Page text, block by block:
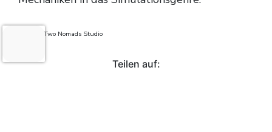
Bilder: ©Two Nomads Studio
Teilen auf: